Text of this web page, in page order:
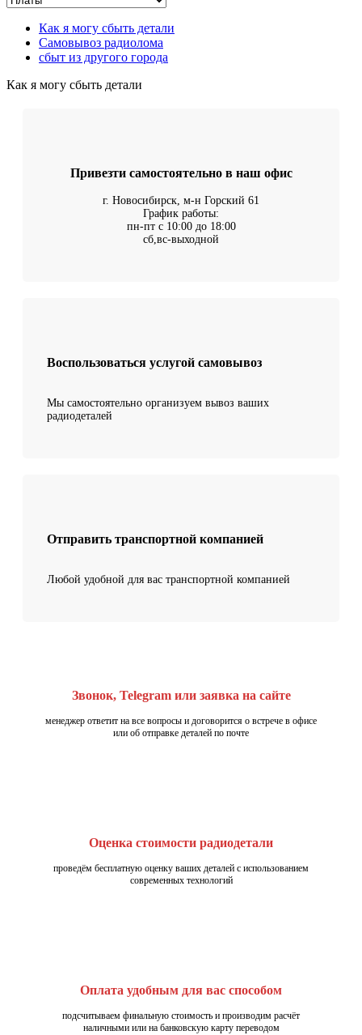
Как я могу сбыть детали
Самовывоз радиолома
сбыт из другого города
Как я могу сбыть детали
Привезти самостоятельно в наш офис
г. Новосибирск, м-н Горский 61
График работы:
пн-пт с 10:00 до 18:00
сб,вс-выходной
Воспользоваться услугой самовывоз
Мы самостоятельно организуем вывоз ваших
радиодеталей
Отправить транспортной компанией
Любой удобной для вас транспортной компанией
Звонок, Telegram или заявка на сайте
менеджер ответит на все вопросы и договорится о встрече в офисе
или об отправке деталей по почте
Оценка стоимости радиодетали
проведём бесплатную оценку ваших деталей с использованием
современных технологий
Оплата удобным для вас способом
подсчитываем финальную стоимость и производим расчёт
наличными или на банковскую карту переводом